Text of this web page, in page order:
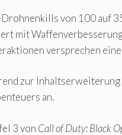
von 100 auf
mit
versprechen
zur Inhaltserweiterung
an.
3 von Call of Duty: Black